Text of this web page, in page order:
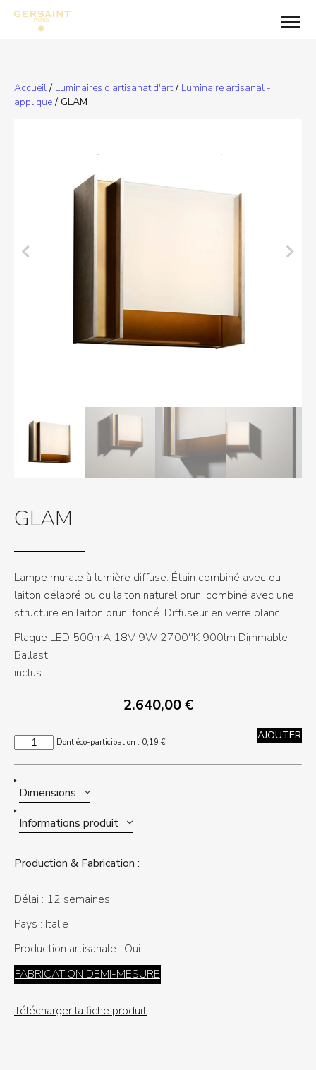
Accueil/ Luminaires d'artisanat d'art/ Luminaire artisanal -
applique/ GLAM
GLAM
Lampe murale à lumière diffuse. Étain combiné avec du
laiton délabré ou du laiton naturel bruni combiné avec une
structure en laiton bruni foncé. Diffuseur en verre blanc.
Plaque LED 500mA 18V 9W 2700°K 900lm Dimmable
Ballast
inclus
2.640,00€
quantité AJOUTER
Dont éco-participation : 0,19€
Dimensions
Informations produit
Production & Fabrication :
Délai : 12 semaines
Pays : Italie
Production artisanale : Oui
FABRICATION DEMI-MESURE
Télécharger la fiche produit